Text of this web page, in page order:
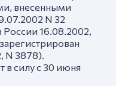
внесенными
N 32
16.08.2002,
N 3878).
в силу с 30 июня